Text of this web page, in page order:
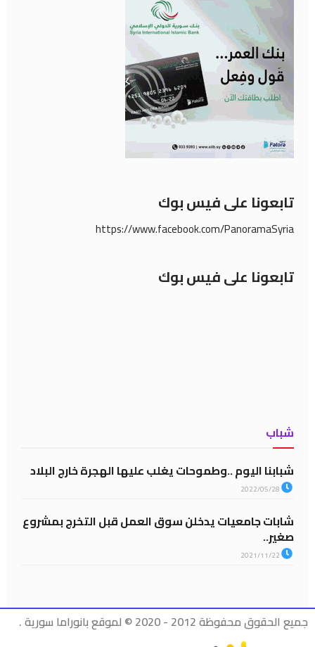
تابعونا على فيس بوك
https://www.facebook.com/PanoramaSyria
تابعونا على فيس بوك
شباب
شبابنا اليوم ..وطموحات يغلب عليها الهجرة خارج البلاد
شابات جامعيات يدخلن سوق العمل قبل التخرج بمشروع
صغير..
جميع الحقوق محفوظة 2012 - 2020 © لموقع بانوراما سورية .